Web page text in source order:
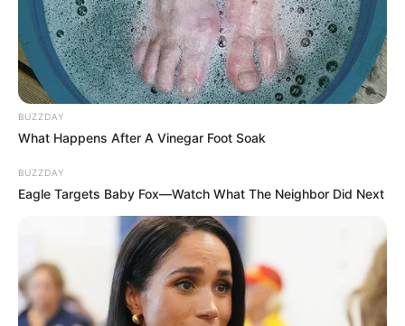
BUZZDAY
What Happens After A Vinegar Foot Soak
BUZZDAY
Eagle Targets Baby Fox—Watch What The Neighbor Did Next